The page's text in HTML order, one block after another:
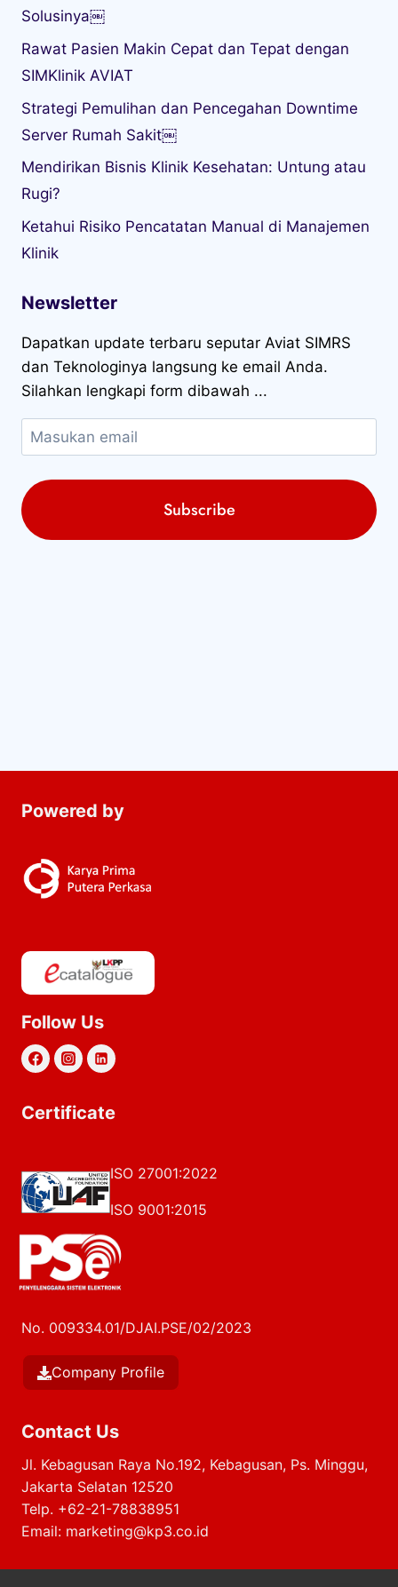
Solusinya￼
Rawat Pasien Makin Cepat dan Tepat dengan
SIMKlinik AVIAT
Strategi Pemulihan dan Pencegahan Downtime
Server Rumah Sakit￼
Mendirikan Bisnis Klinik Kesehatan: Untung atau
Rugi?
Ketahui Risiko Pencatatan Manual di Manajemen
Klinik
Newsletter
Dapatkan update terbaru seputar Aviat SIMRS
dan Teknologinya langsung ke email Anda.
Silahkan lengkapi form dibawah ...
Powered by
Follow Us
Certificate
ISO 27001:2022
ISO 9001:2015
No. 009334.01/DJAI.PSE/02/2023
Company Profile
Contact Us
Jl. Kebagusan Raya No.192, Kebagusan, Ps. Minggu,
Jakarta Selatan 12520
Telp. +62-21-78838951
Email: marketing@kp3.co.id